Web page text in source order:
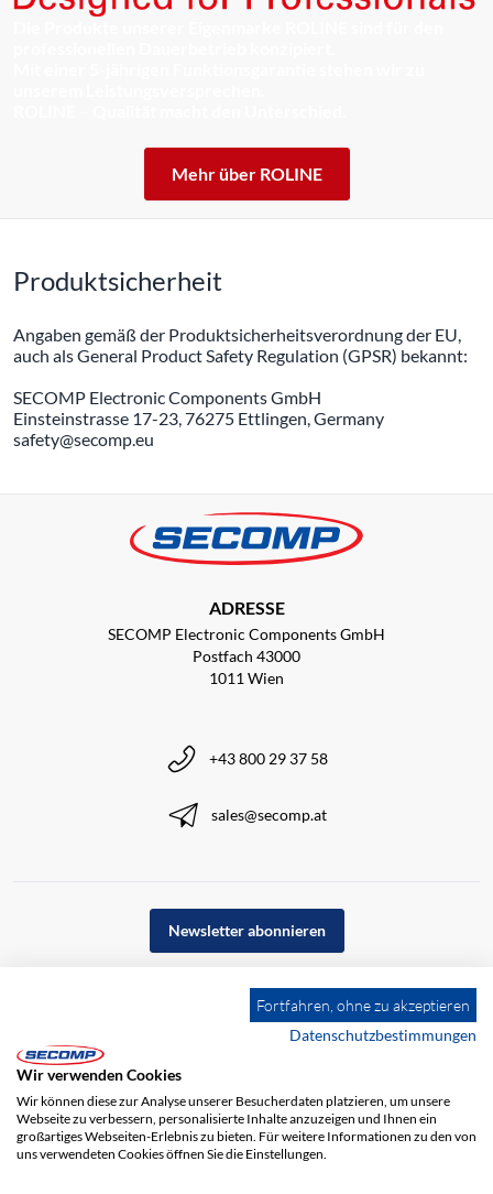
Mehr über ROLINE
Produktsicherheit
Angaben gemäß der Produktsicherheitsverordnung der EU,
auch als General Product Safety Regulation (GPSR) bekannt:
SECOMP Electronic Components GmbH
Einsteinstrasse 17-23, 76275 Ettlingen, Germany
safety@secomp.eu
ADRESSE
SECOMP Electronic Components GmbH
Postfach 43000
1011 Wien
+43 800 29 37 58
sales@secomp.at
Newsletter abonnieren
Fortfahren, ohne zu akzeptieren
Datenschutzbestimmungen
Wir verwenden Cookies
Wir können diese zur Analyse unserer Besucherdaten platzieren, um unsere
Webseite zu verbessern, personalisierte Inhalte anzuzeigen und Ihnen ein
großartiges Webseiten-Erlebnis zu bieten. Für weitere Informationen zu den von
uns verwendeten Cookies öffnen Sie die Einstellungen.